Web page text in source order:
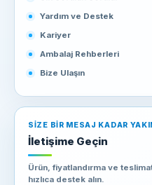
Yardım ve Destek
Kariyer
Ambalaj Rehberleri
Bize Ulaşın
SIZE BIR MESAJ KADAR
İletişime Geçin
Ürün, fiyatlandırma ve
hızlıca destek alın.